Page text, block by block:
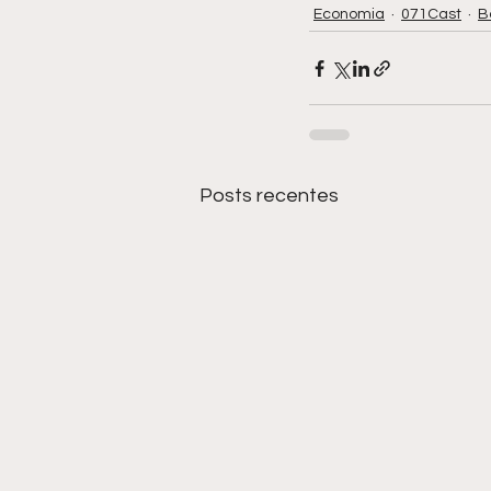
Economia 071Cast
Posts recentes